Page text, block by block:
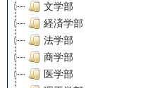
文学部
経済学部
法学部
商学部
医学部